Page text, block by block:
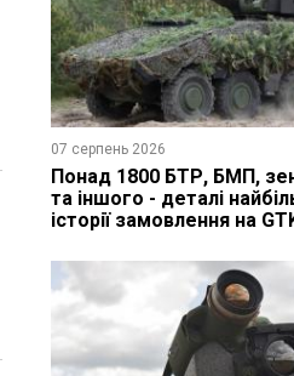
07 серпень 2026
Понад 1800 БТР, БМП,
та іншого - деталі
історії замовлення на